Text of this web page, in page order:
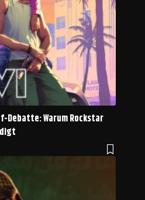
Debatte: Warum Rockstar